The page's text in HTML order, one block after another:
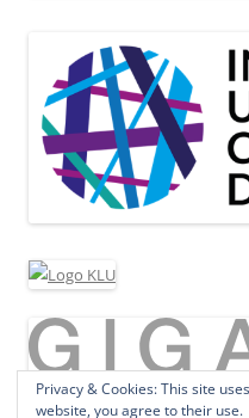
Privacy & Cookies: This site
website, you agree to their use.